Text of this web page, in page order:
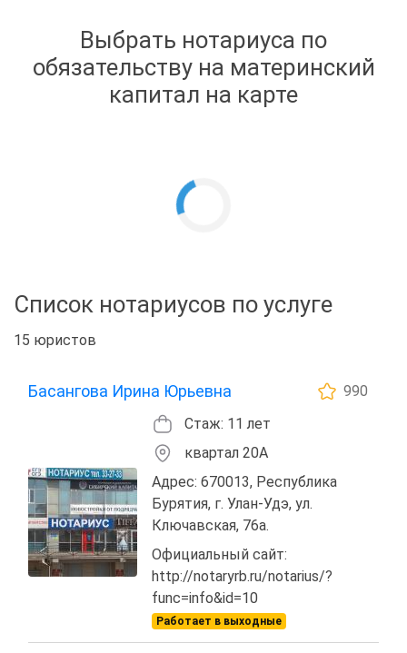
Выбрать нотариуса по
обязательству на материнский
капитал на карте
Список нотариусов по услуге
15 юристов
Басангова Ирина Юрьевна
990
Стаж: 11 лет
квартал 20А
Адрес: 670013, Республика
Бурятия, г. Улан-Удэ, ул.
Ключавская, 76а.
Официальный сайт:
http://notaryrb.ru/notarius/?
func=info&id=10
Работает в выходные